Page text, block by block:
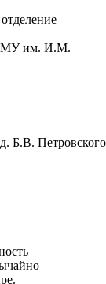
им. И.М.
Б.В. Петровского